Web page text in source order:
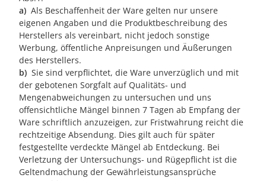
a) Als Beschaffenheit der Ware gelten nur unsere
eigenen Angaben und die Produktbeschreibung des
Herstellers als vereinbart, nicht jedoch sonstige
Werbung, öffentliche Anpreisungen und Äußerungen
des Herstellers.
b) Sie sind verpflichtet, die Ware unverzüglich und mit
der gebotenen Sorgfalt auf Qualitäts- und
Mengenabweichungen zu untersuchen und uns
offensichtliche Mängel binnen 7 Tagen ab Empfang der
Ware schriftlich anzuzeigen, zur Fristwahrung reicht die
rechtzeitige Absendung. Dies gilt auch für später
festgestellte verdeckte Mängel ab Entdeckung. Bei
Verletzung der Untersuchungs- und Rügepflicht ist die
Geltendmachung der Gewährleistungsansprüche